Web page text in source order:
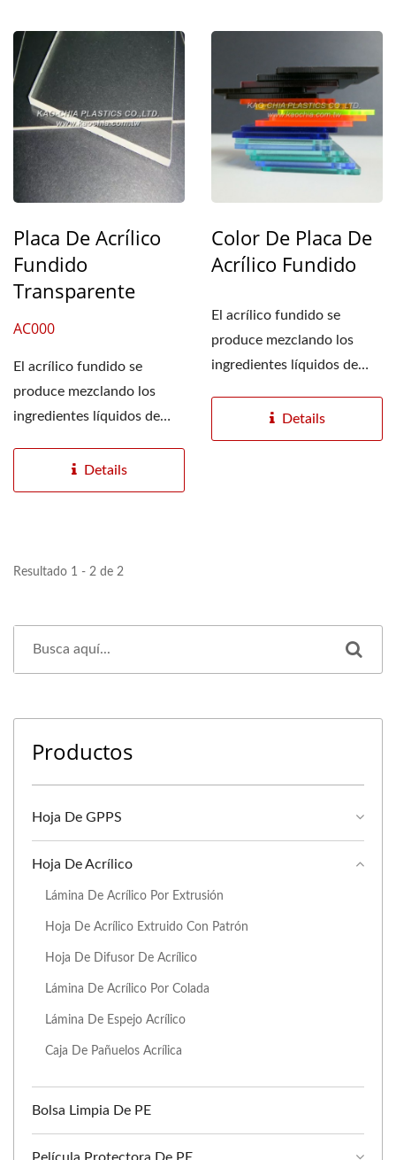
Placa De Acrílico
Fundido
Transparente
AC000
El acrílico fundido se
produce mezclando los
ingredientes líquidos de
Details
Color De Placa De
Acrílico Fundido
El acrílico fundido se
produce mezclando los
ingredientes líquidos de
Details
Resultado 1 - 2 de 2
Productos
Hoja De GPPS
Hoja De Acrílico
Lámina De Acrílico Por Extrusión
Hoja De Acrílico Extruido Con Patrón
Hoja De Difusor De Acrílico
Lámina De Acrílico Por Colada
Lámina De Espejo Acrílico
Caja De Pañuelos Acrílica
Bolsa Limpia De PE